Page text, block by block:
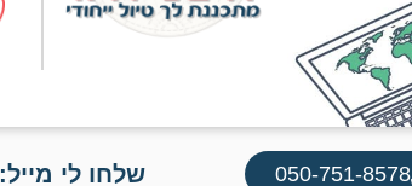
050-751-8578 שלחו לי מייל: